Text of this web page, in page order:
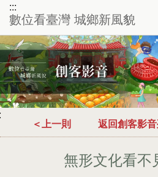
:::
數位看臺灣 城鄉新風貌
＜上一則 返回創客影
無形文化看不